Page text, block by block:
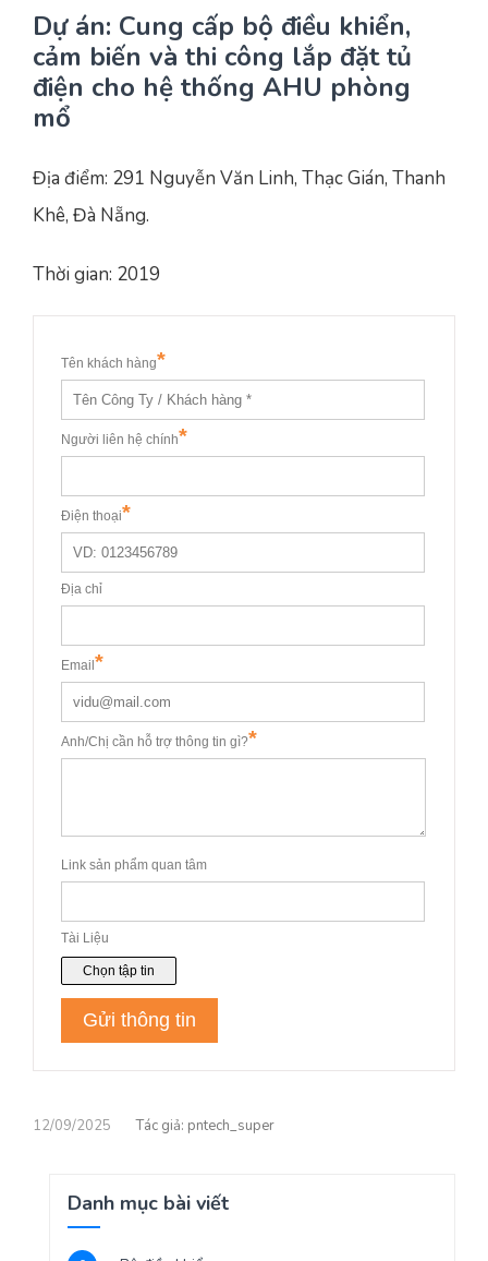
Dự án: Cung cấp bộ điều khiển,
cảm biến và thi công lắp đặt tủ
điện cho hệ thống AHU phòng
mổ
Địa điểm: 291 Nguyễn Văn Linh, Thạc Gián, Thanh
Khê, Đà Nẵng.
Thời gian: 2019
12/09/2025 pntech_super
Danh mục bài viết